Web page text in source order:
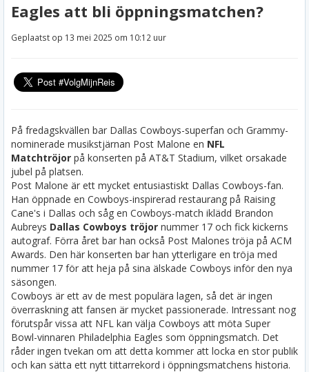
Eagles att bli öppningsmatchen?
Geplaatst op 13 mei 2025 om 10:12 uur
På fredagskvällen bar Dallas Cowboys-superfan och Grammy-
nominerade musikstjärnan Post Malone en NFL
Matchtröjor på konserten på AT&T Stadium, vilket orsakade
jubel på platsen.
Post Malone är ett mycket entusiastiskt Dallas Cowboys-fan.
Han öppnade en Cowboys-inspirerad restaurang på Raising
Cane's i Dallas och såg en Cowboys-match iklädd Brandon
Aubreys Dallas Cowboys tröjor nummer 17 och fick kickerns
autograf. Förra året bar han också Post Malones tröja på ACM
Awards. Den här konserten bar han ytterligare en tröja med
nummer 17 för att heja på sina älskade Cowboys inför den nya
säsongen.
Cowboys är ett av de mest populära lagen, så det är ingen
överraskning att fansen är mycket passionerade. Intressant nog
förutspår vissa att NFL kan välja Cowboys att möta Super
Bowl-vinnaren Philadelphia Eagles som öppningsmatch. Det
råder ingen tvekan om att detta kommer att locka en stor publik
och kan sätta ett nytt tittarrekord i öppningsmatchens historia.